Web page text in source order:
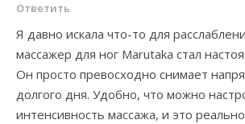
Ответить
Я давно искала что-то для
массажер для ног Marutaka стал
Он просто превосходно снимает
долгого дня. Удобно, что можно
интенсивность массажа, и это